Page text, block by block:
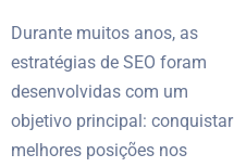
Durante muitos anos, as
estratégias de SEO foram
desenvolvidas com um
objetivo principal: conquistar
melhores posições nos